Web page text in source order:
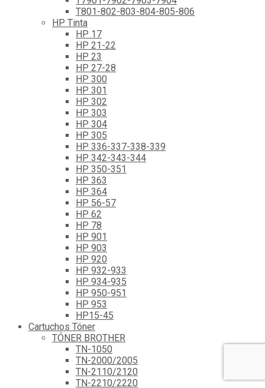
T801-802-803-804-805-806
HP Tinta
HP 17
HP 21-22
HP 23
HP 27-28
HP 300
HP 301
HP 302
HP 303
HP 304
HP 305
HP 336-337-338-339
HP 342-343-344
HP 350-351
HP 363
HP 364
HP 56-57
HP 62
HP 78
HP 901
HP 903
HP 920
HP 932-933
HP 934-935
HP 950-951
HP 953
HP15-45
Cartuchos Tóner
TÓNER BROTHER
TN-1050
TN-2000/2005
TN-2110/2120
TN-2210/2220